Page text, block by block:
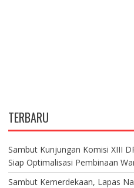
TERBARU
Sambut Kunjungan Komisi XIII
Siap Optimalisasi Pembinaan
Sambut Kemerdekaan, Lapas